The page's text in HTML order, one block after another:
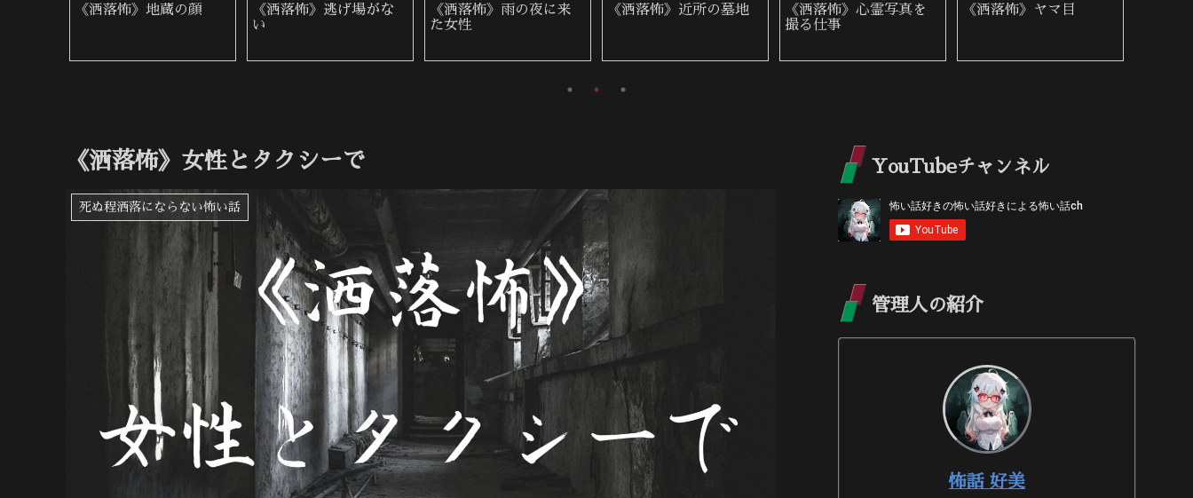
《洒落怖》地蔵の顔
《洒落怖》逃げ場がな
い
《洒落怖》雨の夜に来
た女性
《洒落怖》近所の墓地
《洒落怖》心霊写真を
撮る仕事
《洒落怖》ヤマ目
《洒落怖》女性とタクシーで
死ぬ程洒落にならない怖い話
YouTubeチャンネル
管理人の紹介
怖話 好美